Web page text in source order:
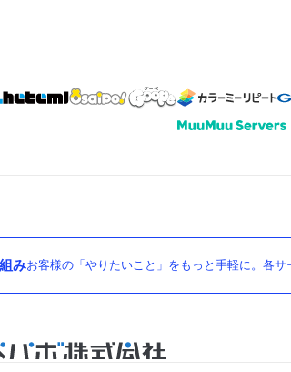
みお客様の「やりたいこと」をもっと手軽に。各